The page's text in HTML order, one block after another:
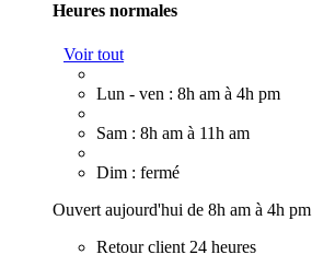
Heures normales
Voir tout
Lun - ven : 8h am à 4h pm
Sam : 8h am à 11h am
Dim : fermé
Ouvert aujourd'hui de 8h am à 4h pm
Retour client 24 heures